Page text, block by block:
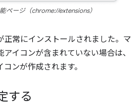
ページ（chrome://extensions）
正常にインストールされました。マ
イコンが含まれていない場合は、
ンが作成されます。
する